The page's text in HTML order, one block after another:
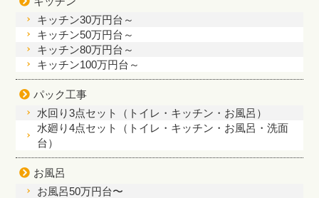
キッチン30万円台～
キッチン50万円台～
キッチン80万円台～
キッチン100万円台～
パック工事
水回り3点セット（トイレ・キッチン・お風呂）
水廻り4点セット（トイレ・キッチン・お風呂・洗面
台）
お風呂
お風呂50万円台〜